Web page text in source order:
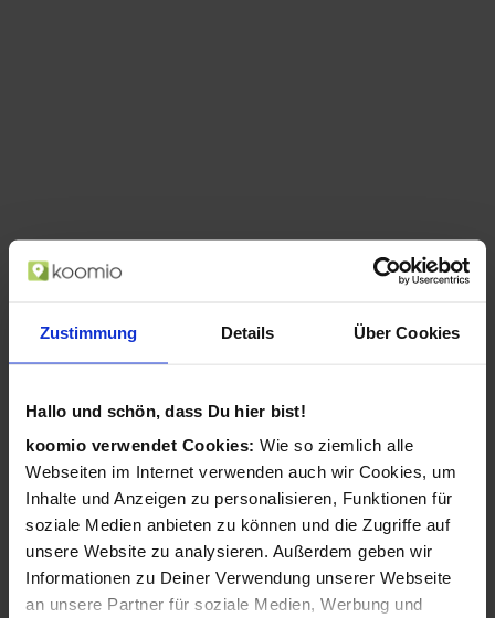
Zustimmung Details Über Cookies
Hallo und schön, dass Du hier bist!
koomio verwendet Cookies: Wie so ziemlich alle
Webseiten im Internet verwenden auch wir Cookies, um
Inhalte und Anzeigen zu personalisieren, Funktionen für
soziale Medien anbieten zu können und die Zugriffe auf
unsere Website zu analysieren. Außerdem geben wir
Informationen zu Deiner Verwendung unserer Webseite
an unsere Partner für soziale Medien, Werbung und
(Nicht zutreffend)
ab 1.749,00 €